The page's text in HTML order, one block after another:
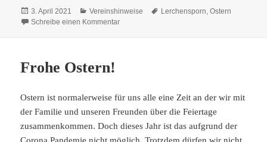
Veröffentlicht
am
3. April 2021 Kategorien
Vereinshinweise Schlagwörter
Lerchensporn,Ostern
Schreibe einen Kommentarzu Frohe Ostern!
Frohe Ostern!
Ostern ist normalerweise für uns alle eine Zeit an der wir mit
der Familie und unseren Freunden über die Feiertage
zusammenkommen. Doch dieses Jahr ist das aufgrund der
Corona Pandemie nicht möglich. Trotzdem dürfen wir nicht